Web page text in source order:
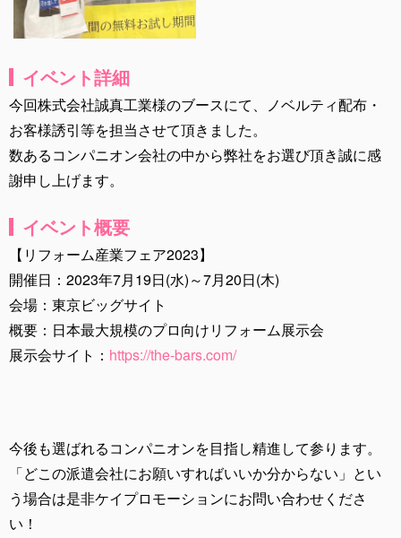
イベント詳細
今回株式会社誠真工業様のブースにて、ノベルティ配布・
お客様誘引等を担当させて頂きました。
数あるコンパニオン会社の中から弊社をお選び頂き誠に感
謝申し上げます。
イベント概要
【リフォーム産業フェア2023】
開催日：2023年7月19日(水)～7月20日(木)
会場：東京ビッグサイト
概要：日本最大規模のプロ向けリフォーム展示会
展示会サイト： https://the-bars.com/
今後も選ばれるコンパニオンを目指し精進して参ります。
「どこの派遣会社にお願いすればいいか分からない」とい
う場合は是非ケイプロモーションにお問い合わせくださ
い！